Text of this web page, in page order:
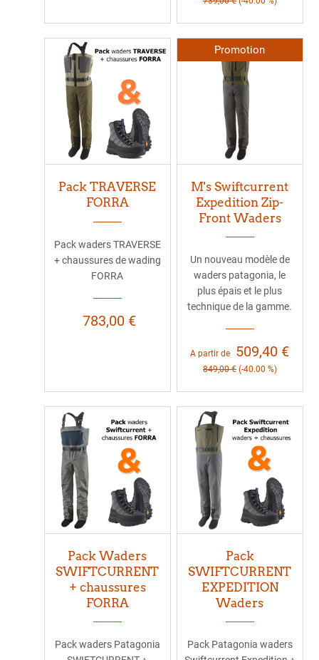
Pack TRAVERSE
FORRA
Pack waders TRAVERSE
+ chaussures de wading
FORRA
783,00 €
Promotion
M's Swiftcurrent
Expedition Zip-
Front Waders
Un nouveau modèle de
waders patagonia, le
plus épais et le plus
technique de la gamme.
A partir de 509,40 €
849,00 € (-40.00 %)
Pack Waders
SWIFTCURRENT
+ chaussures
FORRA
Pack waders Patagonia
Pack
SWIFTCURRENT
EXPEDITION
Waders
Pack Patagonia waders